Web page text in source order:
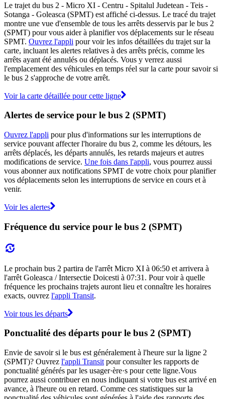
Le trajet du bus 2 - Micro XI - Centru - Spitalul Judetean - Teis -
Sotanga - Goleasca (SPMT) est affiché ci-dessus. Le tracé du trajet
montre une vue d'ensemble de tous les arrêts desservis par le bus 2
(SPMT) pour vous aider à planifier vos déplacements sur le réseau
SPMT. Ouvrez l'appli pour voir les infos détaillées du trajet sur la
carte, incluant les alertes relatives à des arrêts précis, comme les
arrêts ayant été annulés ou déplacés. Vous y verrez aussi
l'emplacement des véhicules en temps réel sur la carte pour savoir si
le bus 2 s'approche de votre arrêt.
Voir la carte détaillée pour cette ligne
Alertes de service pour le bus 2 (SPMT)
Ouvrez l'appli pour plus d'informations sur les interruptions de
service pouvant affecter l'horaire du bus 2, comme les détours, les
arrêts déplacés, les départs annulés, les retards majeurs et autres
modifications de service. Une fois dans l'appli, vous pourrez aussi
vous abonner aux notifications SPMT de votre choix pour planifier
vos déplacements selon les interruptions de service en cours et à
venir.
Voir les alertes
Fréquence du service pour le bus 2 (SPMT)
Le prochain bus 2 partira de l'arrêt Micro XI à 06:50 et arrivera à
l'arrêt Goleasca / Intersectie Doicesti à 07:31. Pour voir à quelle
fréquence les prochains trajets auront lieu et connaître les horaires
exacts, ouvrez l'appli Transit.
Voir tous les départs
Ponctualité des départs pour le bus 2 (SPMT)
Envie de savoir si le bus est généralement à l'heure sur la ligne 2
(SPMT)? Ouvrez l'appli Transit pour consulter les rapports de
ponctualité générés par les usager·ère·s pour cette ligne.Vous
pourrez aussi contribuer en nous indiquant si votre bus est arrivé en
avance, à l'heure ou en retard. Comme ces statistiques sur la